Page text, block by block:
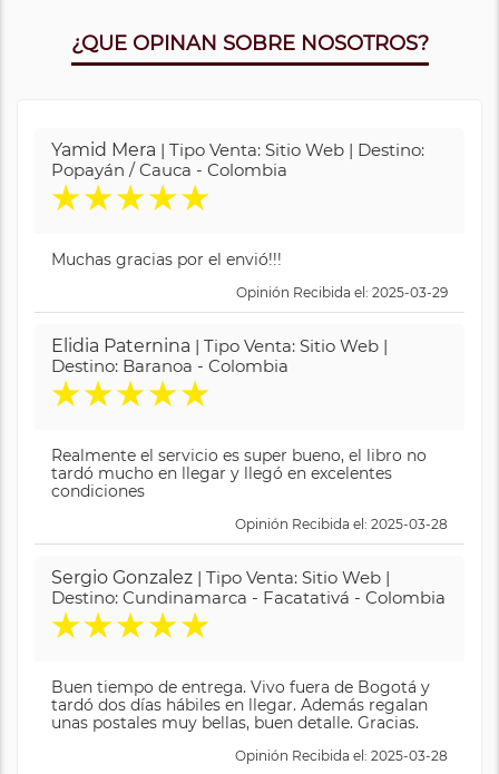
¿QUE OPINAN SOBRE NOSOTROS?
Yamid Mera | Tipo Venta: Sitio Web | Destino:
Popayán / Cauca - Colombia
★★★★★
Muchas gracias por el envió!!!
Opinión Recibida el: 2025-03-29
Elidia Paternina | Tipo Venta: Sitio Web |
Destino: Baranoa - Colombia
★★★★★
Realmente el servicio es super bueno, el libro no
tardó mucho en llegar y llegó en excelentes
condiciones
Opinión Recibida el: 2025-03-28
Sergio Gonzalez | Tipo Venta: Sitio Web |
Destino: Cundinamarca - Facatativá - Colombia
★★★★★
Buen tiempo de entrega. Vivo fuera de Bogotá y
tardó dos días hábiles en llegar. Además regalan
unas postales muy bellas, buen detalle. Gracias.
Opinión Recibida el: 2025-03-28